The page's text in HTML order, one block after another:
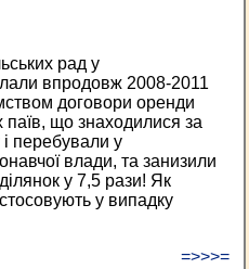
рад у
впродовж 2008-2011
договори оренди
що знаходилися за
перебували у
влади, та занизили
у 7,5 рази! Як
у випадку
=>>>=